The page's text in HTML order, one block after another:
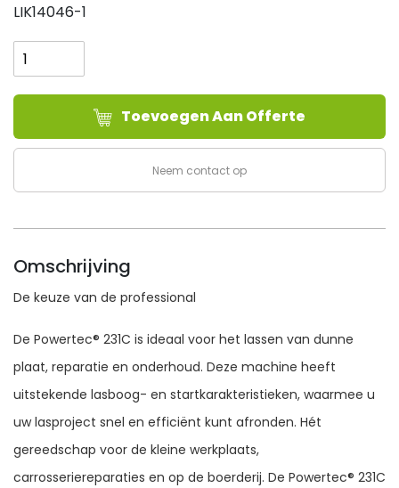
LIK14046-1
Electric
POWERTEC®
231C
Toevoegen Aan Offerte
Neem contact op
Omschrijving
De keuze van de professional
De Powertec® 231C is ideaal voor het lassen van dunne
plaat, reparatie en onderhoud. Deze machine heeft
uitstekende lasboog- en startkarakteristieken, waarmee u
uw lasproject snel en efficiënt kunt afronden. Hét
gereedschap voor de kleine werkplaats,
carrosseriereparaties en op de boerderij. De Powertec® 231C